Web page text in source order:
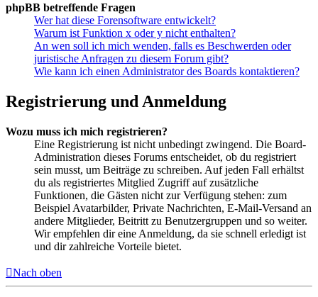
phpBB betreffende Fragen
Wer hat diese Forensoftware entwickelt?
Warum ist Funktion x oder y nicht enthalten?
An wen soll ich mich wenden, falls es Beschwerden oder
juristische Anfragen zu diesem Forum gibt?
Wie kann ich einen Administrator des Boards kontaktieren?
Registrierung und Anmeldung
Wozu muss ich mich registrieren?
Eine Registrierung ist nicht unbedingt zwingend. Die Board-
Administration dieses Forums entscheidet, ob du registriert
sein musst, um Beiträge zu schreiben. Auf jeden Fall erhältst
du als registriertes Mitglied Zugriff auf zusätzliche
Funktionen, die Gästen nicht zur Verfügung stehen: zum
Beispiel Avatarbilder, Private Nachrichten, E-Mail-Versand an
andere Mitglieder, Beitritt zu Benutzergruppen und so weiter.
Wir empfehlen dir eine Anmeldung, da sie schnell erledigt ist
und dir zahlreiche Vorteile bietet.
Nach oben